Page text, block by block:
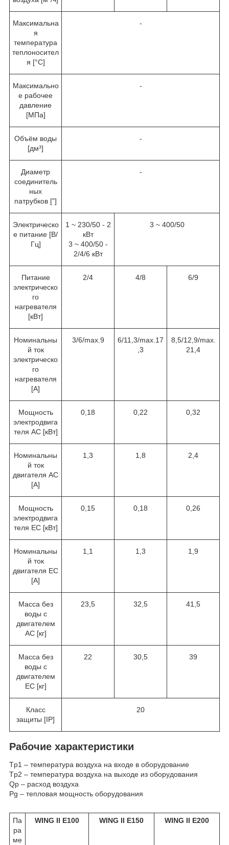
Максимальна
я
температура
теплоносител
я [°C]
-
Максимально
е рабочее
давление
[MПa]
-
Объём воды
[дм³]
-
Диаметр
соединитель
ных
патрубков ["]
-
Электрическо
е питание [В/
Гц]
1 ~ 230/50 - 2
кВт
3 ~ 400/50 -
2/4/6 кВт
3 ~ 400/50
Питание
электрическо
го
нагревателя
[кВт]
2/4 4/8 6/9
Номинальны
й ток
электрическо
го
нагревателя
[A]
3/6/max.9
6/11,3/max.17
,3
8,5/12,9/max.
21,4
Мощность
электродвига
теля AC [кВт]
0,18 0,22 0,32
Номинальны
й ток
двигателя AC
[A]
1,3 1,8 2,4
Мощность
электродвига
теля EC [кВт]
0,15 0,18 0,26
Номинальны
й ток
двигателя EC
[A]
1,1 1,3 1,9
Масса без
воды с
двигателем
AC [кг]
23,5 32,5 41,5
Масса без
воды с
двигателем
EC [кг]
22 30,5 39
Класс
защиты [IP]
20
Рабочие характеристики
Tp1 – температура воздуха на входе в оборудование
Tp2 – температура воздуха на выходе из оборудования
Qp – расход воздуха
Pg – тепловая мощность оборудования
Па
ра
ме
WING II E100 WING II E150 WING II E200